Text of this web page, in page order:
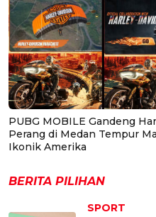
PUBG MOBILE Gandeng
Perang di Medan Tempur
Ikonik Amerika
BERITA PILIHAN
SPORT